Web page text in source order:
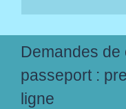
Demandes de
passeport :
ligne